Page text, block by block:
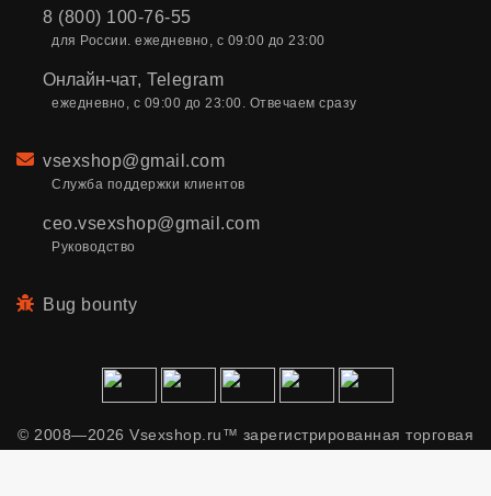
8 (800) 100-76-55
для России. ежедневно, с 09:00 до 23:00
Онлайн-чат, Telegram
ежедневно, с 09:00 до 23:00. Отвечаем сразу
Email
vsexshop@gmail.com
Служба поддержки клиентов
ceo.vsexshop@gmail.com
Руководство
Bug bounty
© 2008—2026 Vsexshop.ru™ зарегистрированная торговая